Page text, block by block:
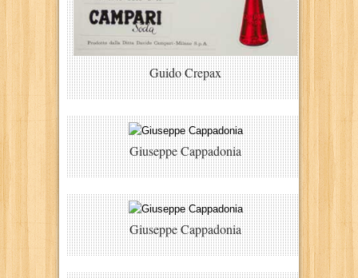
Guido Crepax
Giuseppe Cappadonia
Giuseppe Cappadonia